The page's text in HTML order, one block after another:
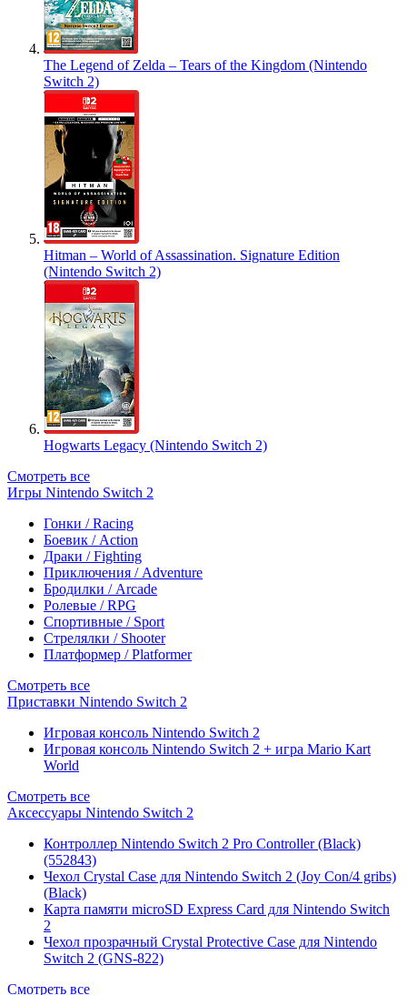
The Legend of Zelda – Tears of the Kingdom (Nintendo
Switch 2)
Hitman – World of Assassination. Signature Edition
(Nintendo Switch 2)
Hogwarts Legacy (Nintendo Switch 2)
Смотреть все
Игры Nintendo Switch 2
Гонки / Racing
Боевик / Action
Драки / Fighting
Приключения / Adventure
Бродилки / Arcade
Ролевые / RPG
Спортивные / Sport
Стрелялки / Shooter
Платформер / Platformer
Смотреть все
Приставки Nintendo Switch 2
Игровая консоль Nintendo Switch 2
Игровая консоль Nintendo Switch 2 + игра Mario Kart
World
Смотреть все
Аксессуары Nintendo Switch 2
Контроллер Nintendo Switch 2 Pro Controller (Black)
(552843)
Чехол Сrystal Сase для Nintendo Switch 2 (Joy Con/4 gribs)
(Black)
Карта памяти microSD Express Card для Nintendo Switch
2
Чехол прозрачный Crystal Protective Case для Nintendo
Switch 2 (GNS-822)
Смотреть все